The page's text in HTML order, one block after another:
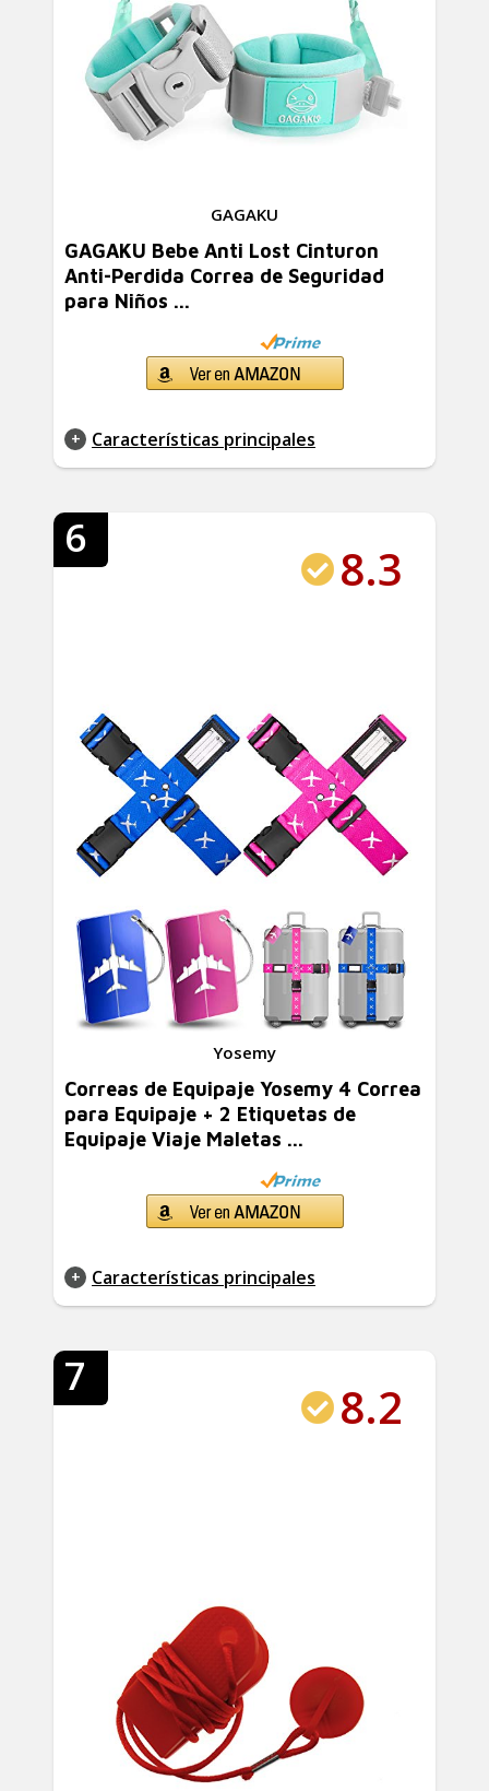
GAGAKU
GAGAKU Bebe Anti Lost Cinturon
Anti-Perdida Correa de Seguridad
para Niños ...
Características principales
6
8.3
Yosemy
Correas de Equipaje Yosemy 4 Correa
para Equipaje + 2 Etiquetas de
Equipaje Viaje Maletas ...
Características principales
7
8.2